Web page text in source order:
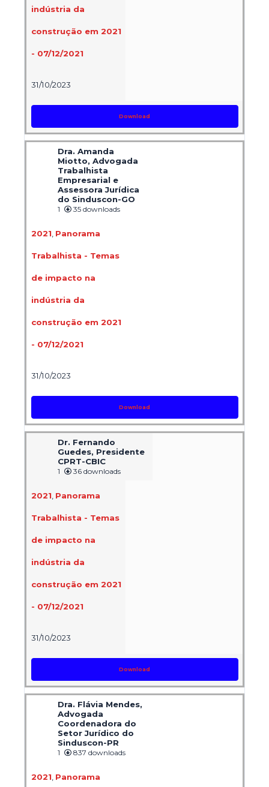
indústria da
construção em 2021
- 07/12/2021
31/10/2023
Download
Dra. Amanda
Miotto, Advogada
Trabalhista
Empresarial e
Assessora Jurídica
do Sinduscon-GO
1 35 downloads
2021, Panorama
Trabalhista - Temas
de impacto na
indústria da
construção em 2021
- 07/12/2021
31/10/2023
Download
Dr. Fernando
Guedes, Presidente
CPRT-CBIC
1 36 downloads
2021 Panorama
Trabalhista - Temas
de impacto na
indústria da
construção em 2021
- 07/12/2021
31/10/2023
Download
Dra. Flávia Mendes,
Advogada
Coordenadora do
Setor Jurídico do
Sinduscon-PR
1 837 downloads
2021, Panorama